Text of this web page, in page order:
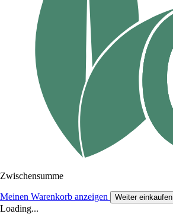
Zwischensumme
Meinen Warenkorb anzeigen Weiter einkaufen
Loading...